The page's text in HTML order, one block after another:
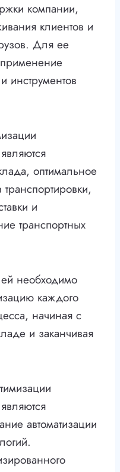
компании,
клиентов и
Для ее
инструментов
оптимальное
и
транспортных
необходимо
каждого
начиная с
и заканчивая
автоматизации